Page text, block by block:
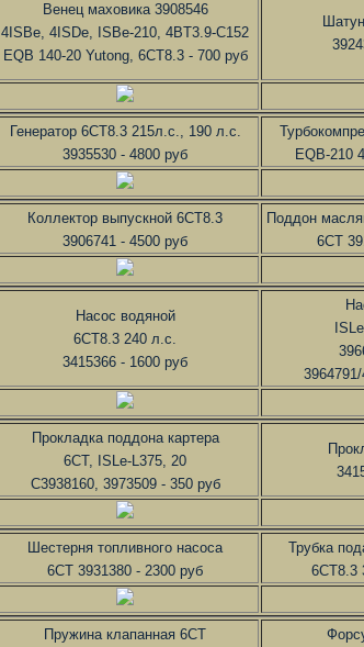
Венец маховика 3908546
4ISBe, 4ISDe, ISBe-210, 4BT3.9-C152
EQB 140-20 Yutong, 6CT8.3 - 700 руб
Генератор 6CT8.3 215л.с., 190 л.с.
3935530 - 4800 руб
EQB-210
Коллектор выпускной 6CT8.3
3906741 - 4500 руб
Поддон
6CT
Насос водяной
6CT8.3 240 л.с.
3415366 - 1600 руб
Прокладка поддона картера
6CT, ISLe-L375, 20
C3938160, 3973509 - 350 руб
Шестерня топливного насоса
6CT 3931380 - 2300 руб
Трубка
6CT8.3
Пружина клапанная 6CT